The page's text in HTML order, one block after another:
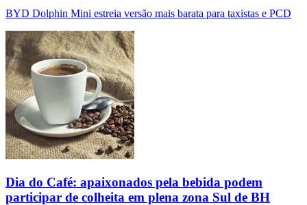
BYD Dolphin Mini estreia versão mais barata para taxistas e PCD
Dia do Café: apaixonados pela bebida podem
participar de colheita em plena zona Sul de BH